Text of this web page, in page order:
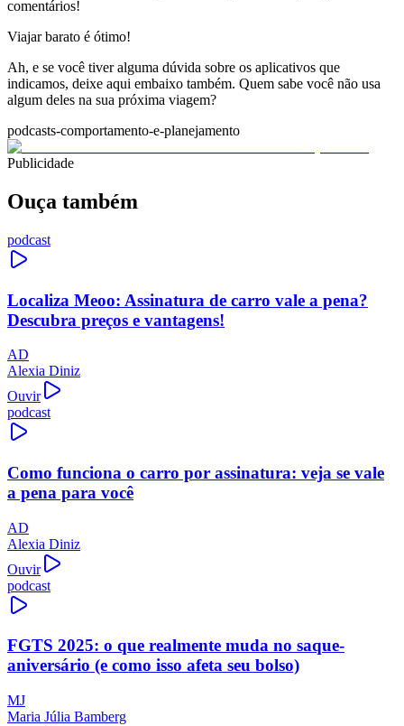
comentários!
Viajar barato é ótimo!
Ah, e se você tiver alguma dúvida sobre os aplicativos que
indicamos, deixe aqui embaixo também. Quem sabe você não usa
algum deles na sua próxima viagem?
podcasts-comportamento-e-planejamento
Publicidade
Ouça também
podcast
Localiza Meoo: Assinatura de carro vale a pena?
Descubra preços e vantagens!
AD
Alexia Diniz
Ouvir
podcast
Como funciona o carro por assinatura: veja se vale
a pena para você
AD
Alexia Diniz
Ouvir
podcast
FGTS 2025: o que realmente muda no saque-
aniversário (e como isso afeta seu bolso)
MJ
Maria Júlia Bamberg